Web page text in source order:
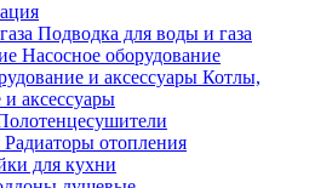
Подводка для воды и газа
Насосное оборудование
Котлы,
и аксессуары
Радиаторы отопления
для кухни